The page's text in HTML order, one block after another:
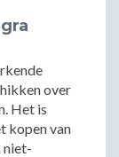
over
Het is
kopen van
niet-